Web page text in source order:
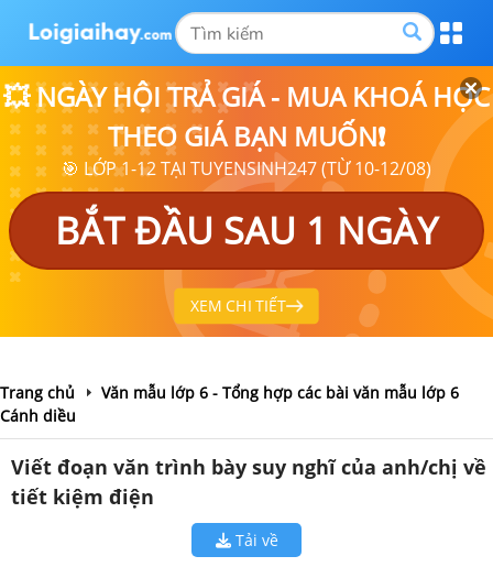
💥 NGÀY HỘI TRẢ GIÁ - MUA KHOÁ HỌC
THEO GIÁ BẠN MUỐN❗
🎯 LỚP 1-12 TẠI TUYENSINH247 (TỪ 10-12/08)
BẮT ĐẦU SAU 1 NGÀY
XEM CHI TIẾT
Trang chủ
Văn mẫu lớp 6 - Tổng hợp các bài văn mẫu lớp 6
Cánh diều
Viết đoạn văn trình bày suy nghĩ của anh/chị về
tiết kiệm điện
Tải về